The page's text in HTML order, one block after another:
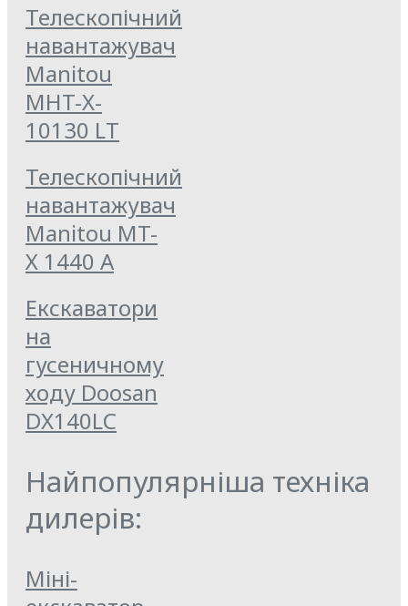
Телескопічний
навантажувач
Manitou
MHT-X-
10130 LT
Телескопічний
навантажувач
Manitou MT-
Х 1440 A
Екскаватори
на
гусеничному
ходу Doosan
DX140LC
Найпопулярніша техніка
дилерів:
Міні-